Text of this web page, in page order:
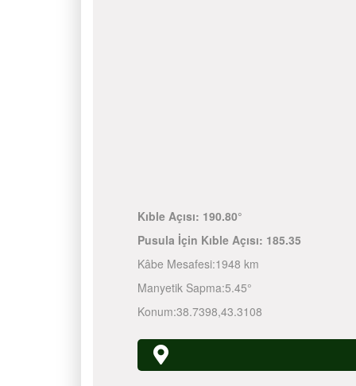
Kıble Açısı: 190.80°
Pusula İçin Kıble Açısı: 185.35
Kâbe Mesafesi:1948 km
Manyetik Sapma:5.45°
Konum:38.7398,43.3108